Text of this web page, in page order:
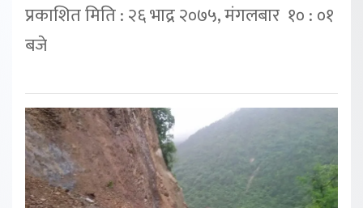
प्रकाशित मिति : २६ भाद्र २०७५, मंगलबार १० : ०१
बजे